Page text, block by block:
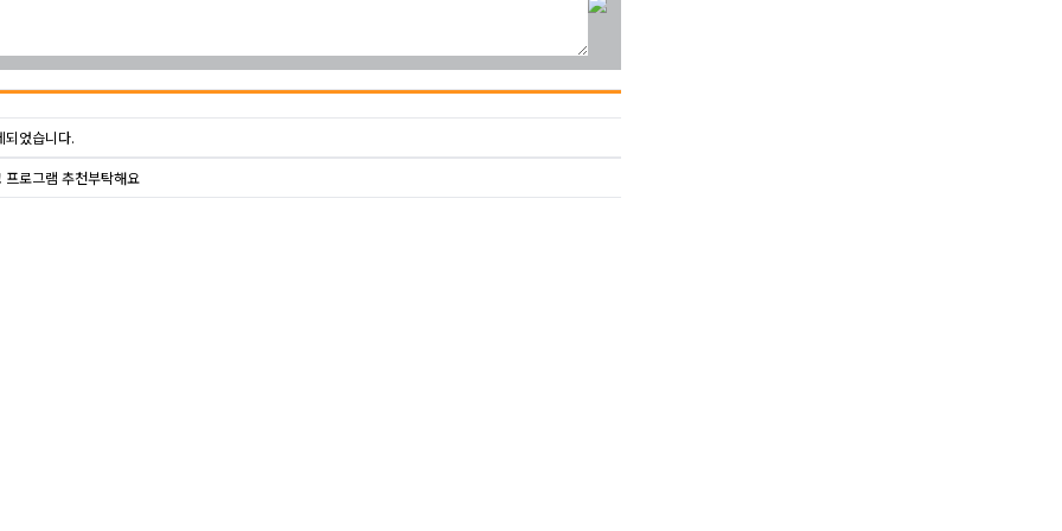
되었습니다.
프로그램 추천부탁해요